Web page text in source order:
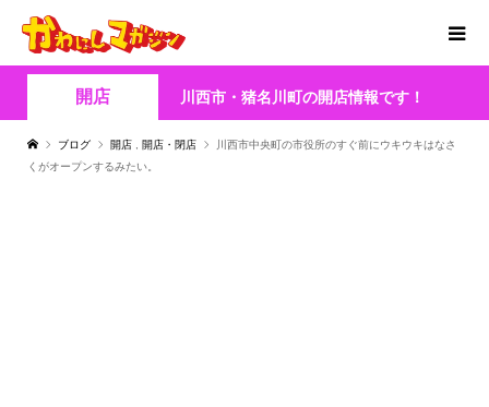
開店 川西市・猪名川町の開店情報です！
ブログ 開店 開店・閉店
川西市中央町の市役所のすぐ前にウキウキはなさ
くがオープンするみたい。